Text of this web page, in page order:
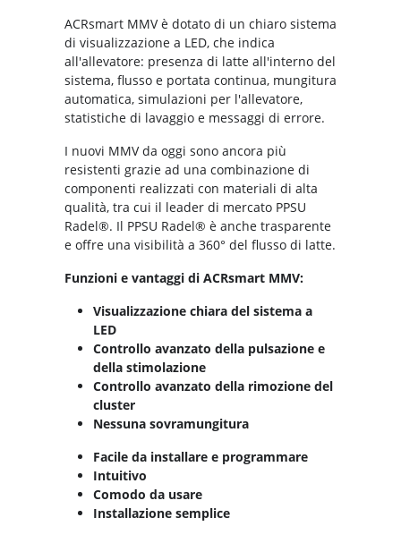
ACRsmart MMV è dotato di un chiaro sistema
di visualizzazione a LED, che indica
all'allevatore: presenza di latte all'interno del
sistema, flusso e portata continua, mungitura
automatica, simulazioni per l'allevatore,
statistiche di lavaggio e messaggi di errore.
I nuovi MMV da oggi sono ancora più
resistenti grazie ad una combinazione di
componenti realizzati con materiali di alta
qualità, tra cui il leader di mercato PPSU
Radel®. Il PPSU Radel® è anche trasparente
e offre una visibilità a 360° del flusso di latte.
Funzioni e vantaggi di ACRsmart MMV:
Visualizzazione chiara del sistema a
LED
Controllo avanzato della pulsazione e
della stimolazione
Controllo avanzato della rimozione del
cluster
Nessuna sovramungitura
Facile da installare e programmare
Intuitivo
Comodo da usare
Installazione semplice